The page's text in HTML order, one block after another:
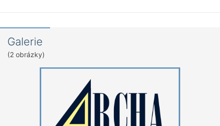
Galerie
(2 obrázky)